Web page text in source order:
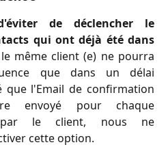
de déclencher le
qui ont déjà été dans
même client (e) ne pourra
que dans un délai
que l'Email de confirmation
envoyé pour chaque
par le client, nous ne
cette option.